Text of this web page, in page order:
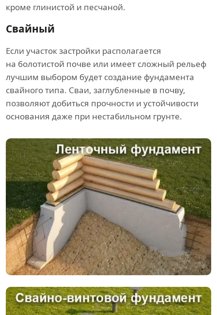
кроме глинистой и песчаной.
Свайный
Если участок застройки располагается
на болотистой почве или имеет сложный рельеф
лучшим выбором будет создание фундамента
свайного типа. Сваи, заглубленные в почву,
позволяют добиться прочности и устойчивости
основания даже при нестабильном грунте.